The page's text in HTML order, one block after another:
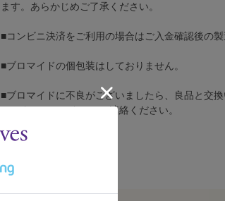
ます。あらかじめご了承ください。
■コンビニ決済をご利用の場合はご入金確認後の製
■ブロマイドの個包装はしておりません。
■ブロマイドに不良がございましたら、良品と交
カスタマーセンターへご連絡ください。